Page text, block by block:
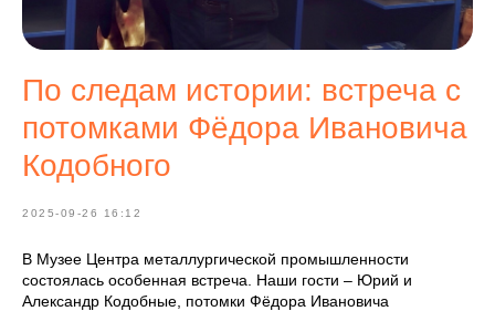
По следам истории: встреча с
потомками Фёдора Ивановича
Кодобного
2025-09-26 16:12
В Музее Центра металлургической промышленности
состоялась особенная встреча. Наши гости – Юрий и
Александр Кодобные, потомки Фёдора Ивановича